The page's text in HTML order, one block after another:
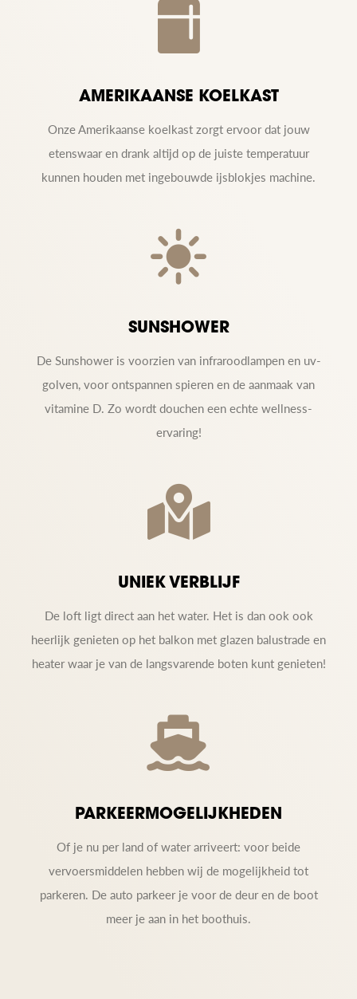
AMERIKAANSE KOELKAST
Onze Amerikaanse koelkast zorgt ervoor dat jouw
etenswaar en drank altijd op de juiste temperatuur
kunnen houden met ingebouwde ijsblokjes machine.
SUNSHOWER
De Sunshower is voorzien van infraroodlampen en uv-
golven, voor ontspannen spieren en de aanmaak van
vitamine D. Zo wordt douchen een echte wellness-
ervaring!
UNIEK VERBLIJF
De loft ligt direct aan het water. Het is dan ook ook
heerlijk genieten op het balkon met glazen balustrade en
heater waar je van de langsvarende boten kunt genieten!
PARKEERMOGELIJKHEDEN
Of je nu per land of water arriveert: voor beide
vervoersmiddelen hebben wij de mogelijkheid tot
parkeren. De auto parkeer je voor de deur en de boot
meer je aan in het boothuis.